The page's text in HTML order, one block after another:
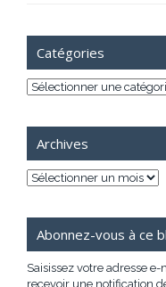
Catégories
Catégories
Archives
Archives
Abonnez-vous à ce
Saisissez votre adresse
recevoir une notification